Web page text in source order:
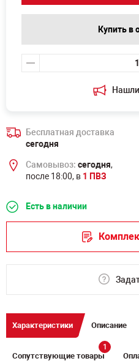
Купить в
Бесплатная доставка
сегодня
Самовывоз: сегодня,
после 18:00, в 1 ПВЗ
Есть в наличии
Характеристики Описание
Сопутствующие товары
1